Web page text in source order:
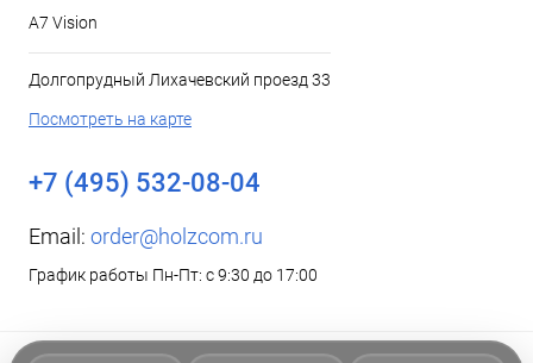
А7 Vision
Долгопрудный Лихачевский проезд 33
Посмотреть на карте
+7 (495) 532-08-04
Email: order@holzcom.ru
График работы Пн-Пт: с 9:30 до 17:00